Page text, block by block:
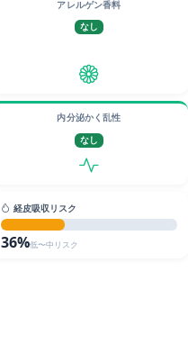
アレルゲン香料
なし
内分泌かく乱性
なし
経皮吸収リスク
36%低〜中リスク